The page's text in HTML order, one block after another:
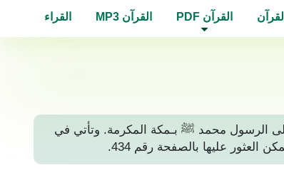
القرآن PDF القرآن MP3 القراء
نزلت على الرسول محمد ﷺ بـمكة المكرمة. وتأتي في